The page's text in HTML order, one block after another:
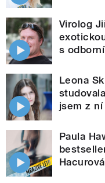
Virolog
s
Leona
jsem z
Paula